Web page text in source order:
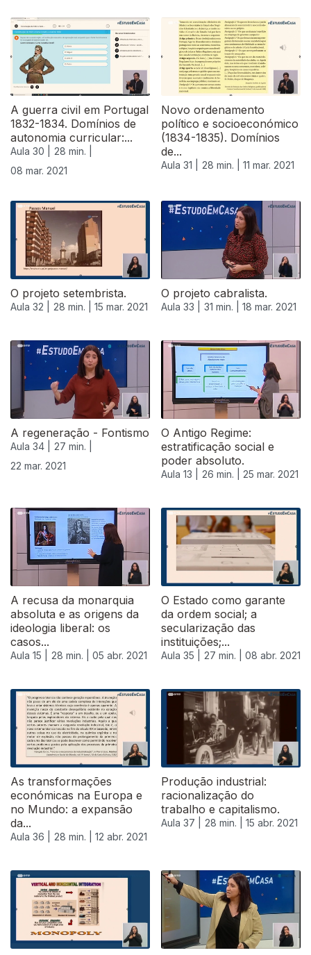
A guerra civil em Portugal
1832-1834. Domínios de
autonomia curricular:...
Aula 30 |
28 min. |
08 mar. 2021
Novo ordenamento
político e socioeconómico
(1834-1835). Domínios
de...
Aula 31 | 28 min. | 11 mar. 2021
O projeto setembrista.
Aula 32 | 28 min. | 15 mar. 2021
O projeto cabralista.
Aula 33 | 31 min. | 18 mar. 2021
A regeneração - Fontismo
Aula 34 |
27 min. |
22 mar. 2021
O Antigo Regime:
estratificação social e
poder absoluto.
Aula 13 | 26 min. | 25 mar. 2021
532760
A recusa da monarquia
absoluta e as origens da
ideologia liberal: os
casos...
Aula 15 | 28 min. | 05 abr. 2021
O Estado como garante
da ordem social; a
secularização das
instituições;...
Aula 35 | 27 min. | 08 abr. 2021
As transformações
económicas na Europa e
no Mundo: a expansão
da...
Aula 36 | 28 min. | 12 abr. 2021
Produção industrial:
racionalização do
trabalho e capitalismo.
Aula 37 | 28 min. | 15 abr. 2021